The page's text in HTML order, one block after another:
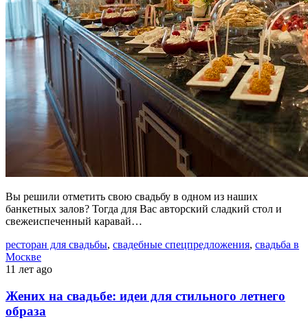
Вы решили отметить свою свадьбу в одном из наших
банкетных залов? Тогда для Вас авторский сладкий стол и
свежеиспеченный каравай…
ресторан для свадьбы, свадебные спецпредложения, свадьба в
Москве
11 лет ago
Жених на свадьбе: идеи для стильного летнего
образа